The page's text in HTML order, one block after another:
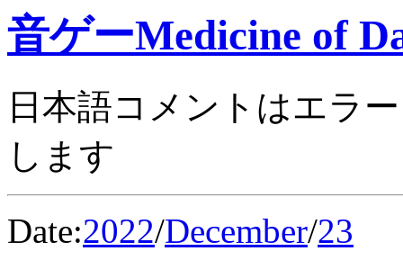
音ゲーMedicine of
日本語コメントはエラ
します
Date:2022/December/23